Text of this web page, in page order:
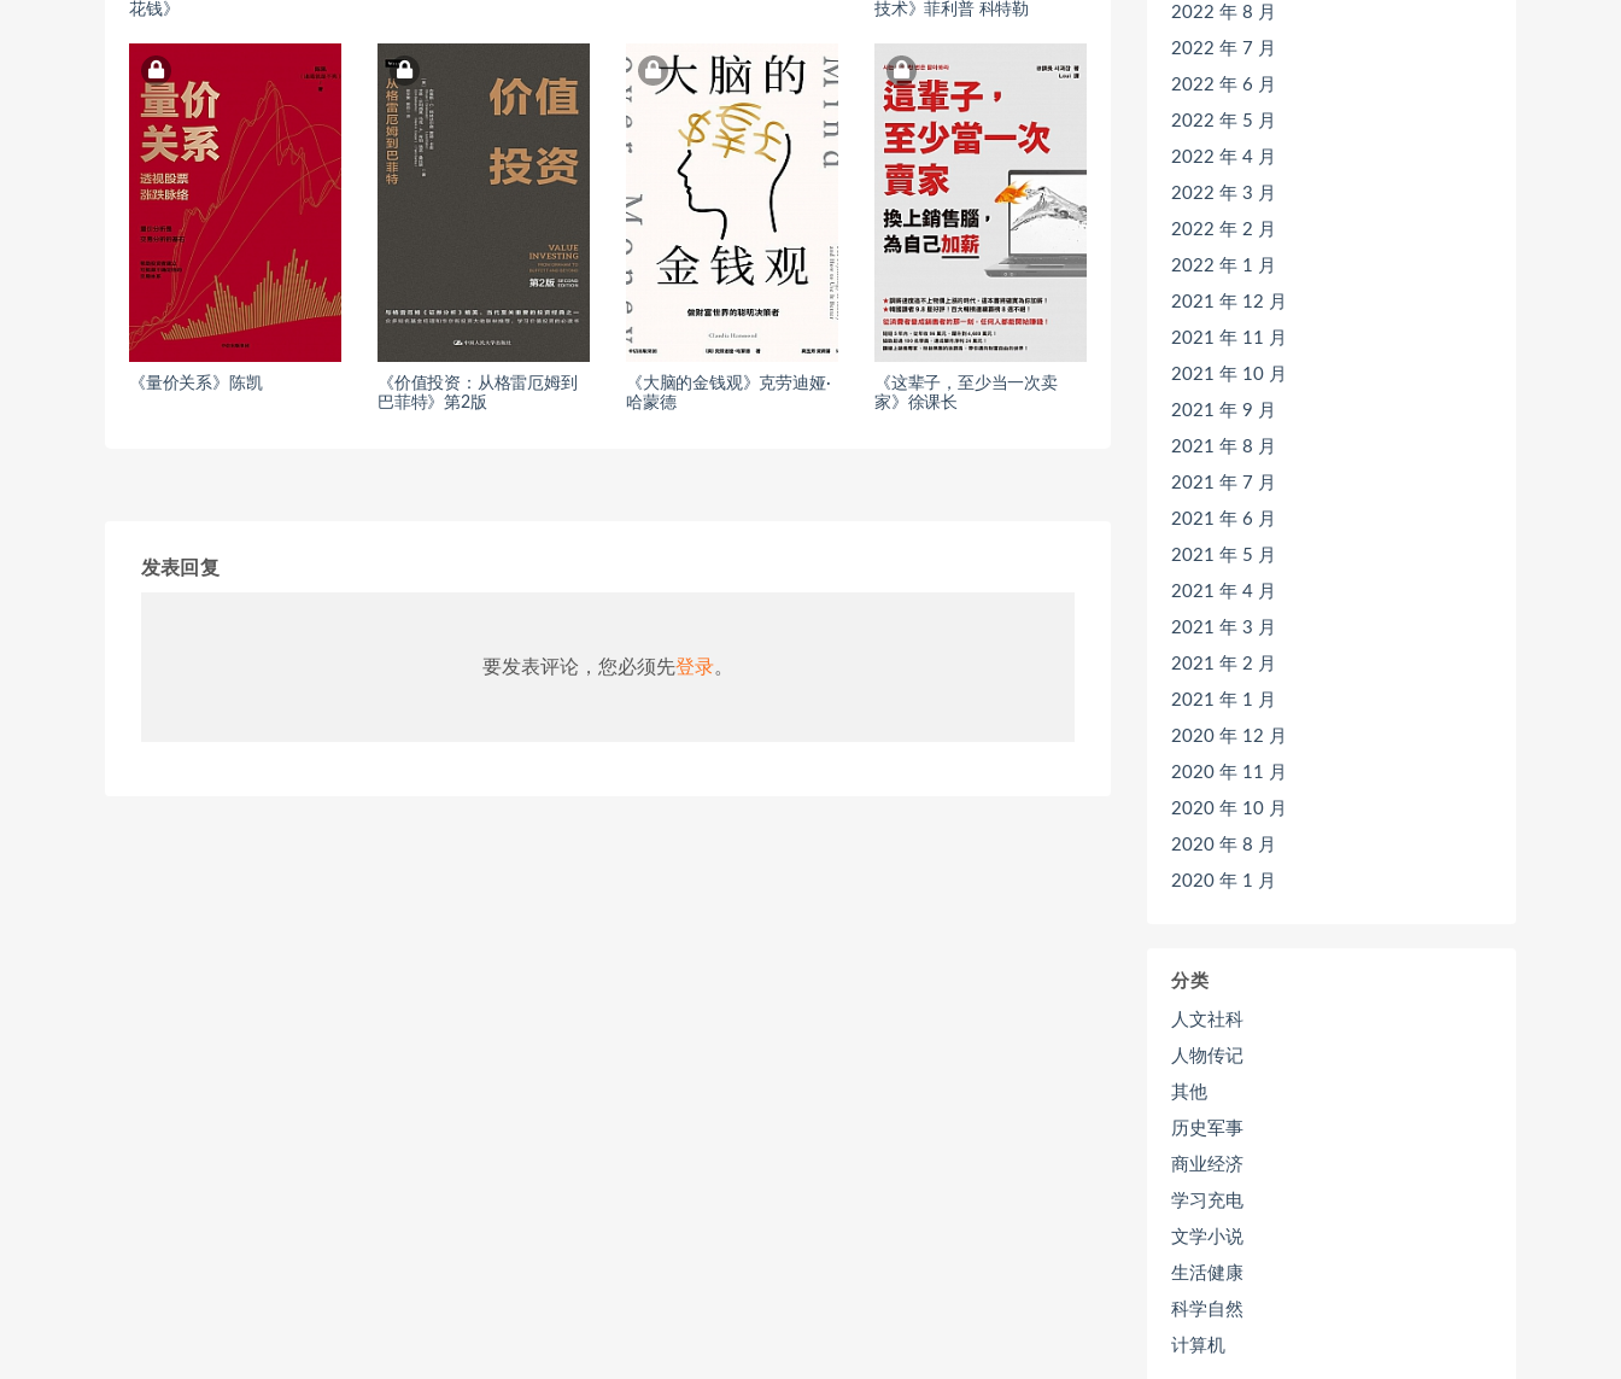
花钱》
技术》菲利普 科特勒
《量价关系》陈凯
《价值投资：从格雷厄姆到
巴菲特》第2版
《大脑的金钱观》克劳迪娅·
哈蒙德
《这辈子，至少当一次卖
家》徐课长
发表回复
要发表评论，您必须先登录。
2022 年 8 月
2022 年 7 月
2022 年 6 月
2022 年 5 月
2022 年 4 月
2022 年 3 月
2022 年 2 月
2022 年 1 月
2021 年 12 月
2021 年 11 月
2021 年 10 月
2021 年 9 月
2021 年 8 月
2021 年 7 月
2021 年 6 月
2021 年 5 月
2021 年 4 月
2021 年 3 月
2021 年 2 月
2021 年 1 月
2020 年 12 月
2020 年 11 月
2020 年 10 月
2020 年 8 月
2020 年 1 月
分类
人文社科
人物传记
其他
历史军事
商业经济
学习充电
文学小说
生活健康
科学自然
计算机